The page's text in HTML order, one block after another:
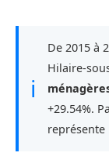
ℹ
De 2015 à
Hilaire-
+29.54%.
représente